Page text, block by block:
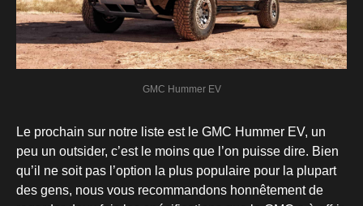
GMC Hummer EV
Le prochain sur notre liste est le GMC Hummer EV, un
peu un outsider, c’est le moins que l’on puisse dire. Bien
qu’il ne soit pas l’option la plus populaire pour la plupart
des gens, nous vous recommandons honnêtement de